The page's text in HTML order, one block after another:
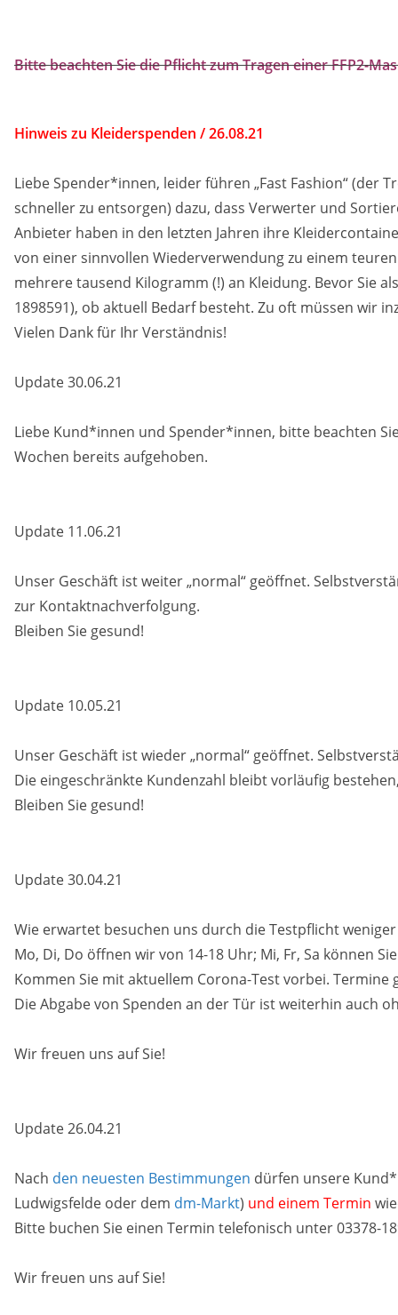
Bitte beachten Sie die Pflicht zum Tragen einer FFP2-
Hinweis zu Kleiderspenden / 26.08.21
Liebe Spender*innen, leider führen „Fast Fashion“ (der
schneller zu entsorgen) dazu, dass Verwerter und
Anbieter haben in den letzten Jahren ihre
von einer sinnvollen Wiederverwendung zu einem
mehrere tausend Kilogramm (!) an Kleidung. Bevor Sie
1898591), ob aktuell Bedarf besteht. Zu oft müssen wir
Vielen Dank für Ihr Verständnis!
Update 30.06.21
Liebe Kund*innen und Spender*innen, bitte beachten
Wochen bereits aufgehoben.
Update 11.06.21
Unser Geschäft ist weiter „normal“ geöffnet.
zur Kontaktnachverfolgung.
Bleiben Sie gesund!
Update 10.05.21
Unser Geschäft ist wieder „normal“ geöffnet.
Die eingeschränkte Kundenzahl bleibt vorläufig
Bleiben Sie gesund!
Update 30.04.21
Wie erwartet besuchen uns durch die Testpflicht
Mo, Di, Do öffnen wir von 14-18 Uhr; Mi, Fr, Sa können
Kommen Sie mit aktuellem Corona-Test vorbei.
Die Abgabe von Spenden an der Tür ist weiterhin auch
Wir freuen uns auf Sie!
Update 26.04.21
Nach den neuesten Bestimmungen dürfen unsere
Ludwigsfelde oder dem dm-Markt) und einem Termin
Bitte buchen Sie einen Termin telefonisch unter 03378-
Wir freuen uns auf Sie!